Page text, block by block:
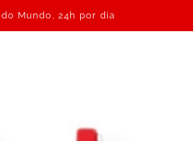
Mundo, 24h por dia